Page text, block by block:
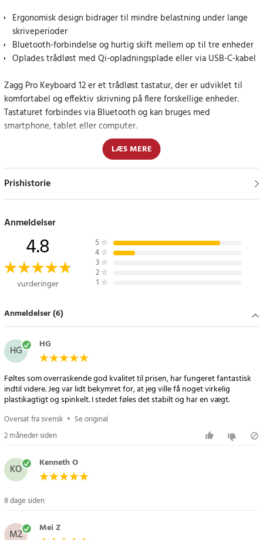
Ergonomisk design bidrager til mindre belastning under lange
skriveperioder
Bluetooth-forbindelse og hurtig skift mellem op til tre enheder
Oplades trådløst med Qi-opladningsplade eller via USB-C-kabel
Zagg Pro Keyboard 12 er et trådløst tastatur, der er udviklet til
komfortabel og effektiv skrivning på flere forskellige enheder.
Tastaturet forbindes via Bluetooth og kan bruges med
smartphone, tablet eller computer.
Det ergonomiske design bygger på nøje tilpasset tasteafstand,
tastevandring og tastemodstand. Det gør skrivningen mere
naturlig og bidrager til at reducere belastningen under længere
Bluetooth-forbindelsen gør det muligt at tilslutte Zagg Pro
kommando kan du skifte mellem for eksempel mobiltelefon, tablet
og computer uden at skulle afbryde og tilslutte tastaturet igen.
Tastaturet kan oplades med en Qi-kompatibel trådløs
arbejdsplads uden ekstra kabler. Ved behov kan tastaturet også
oplades med det medfølgende USB-C-kabel.
Det indbyggede litium-polymer-batteri giver op til tre måneders
praktisk valg både til arbejde, studier og hverdagsbrug.
Zagg Pro Keyboard 12 fungerer med macOS, Windows, Android,
fleksibelt både på hjemmekontoret, arbejdspladsen og i
hverdagen.
Specifikationer
- Størrelse: 12 tommer, ca. 30,5 cm
LÆS MERE
Prishistorie
Anmeldelser
4.8
vurderinger
5 ☆
4 ☆
3 ☆
2 ☆
1 ☆
Anmeldelser (6)
HG HG
Føltes som overraskende god kvalitet til prisen, har fungeret fantastisk
indtil videre. Jeg var lidt bekymret for, at jeg ville få noget virkelig
plastikagtigt og spinkelt. I stedet føles det stabilt og har en vægt.
Oversat fra svensk • Se original
2 måneder siden
KO Kenneth O
8 dage siden
MZ Mei Z